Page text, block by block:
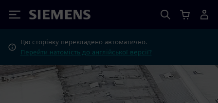
Siemens
Цю сторінку перекладено автоматично.
Перейти натомість до англійської версії?